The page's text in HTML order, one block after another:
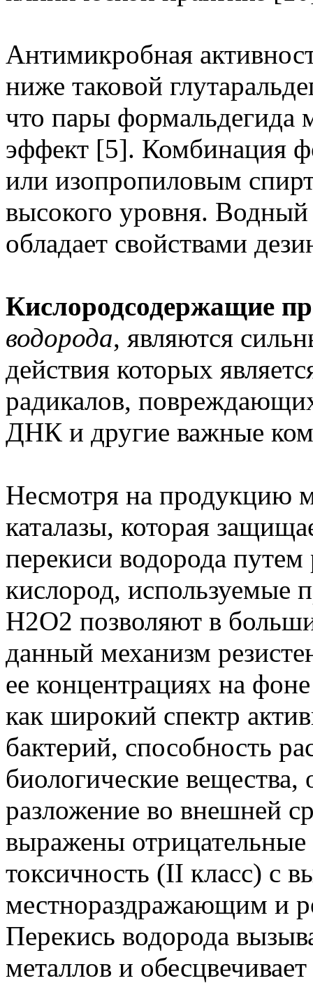
Антимикробная
ниже таковой
что пары формальдегида
эффект [5]. Комбинация
или изопропиловым
высокого уровня.
обладает свойствами
Кислородсодержащие
водорода, являются
действия которых
радикалов,
ДНК и другие важные
Несмотря на продукцию
каталазы, которая
перекиси водорода
кислород, используемые
Н2О2 позволяют в
данный механизм
ее концентрациях на
как широкий спектр
бактерий, способность
биологические вещества,
разложение во внешней
выражены отрицательные
токсичность (II класс) с
местнораздражающим и
Перекись водорода
металлов и